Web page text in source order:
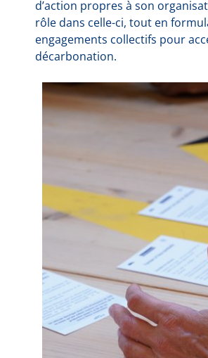
d’action propres à son
rôle dans celle-ci, tout en
engagements collectifs pour
décarbonation.